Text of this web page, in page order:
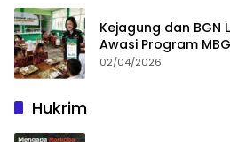
Kejagung dan BGN
Awasi Program
02/04/2026
Hukrim